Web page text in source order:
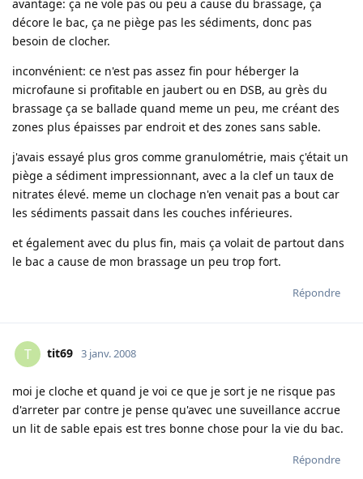
avantage: ça ne vole pas ou peu a cause du brassage, ça
décore le bac, ça ne piège pas les sédiments, donc pas
besoin de clocher.
inconvénient: ce n'est pas assez fin pour héberger la
microfaune si profitable en jaubert ou en DSB, au grès du
brassage ça se ballade quand meme un peu, me créant des
zones plus épaisses par endroit et des zones sans sable.
j'avais essayé plus gros comme granulométrie, mais ç'était un
piège a sédiment impressionnant, avec a la clef un taux de
nitrates élevé. meme un clochage n'en venait pas a bout car
les sédiments passait dans les couches inférieures.
et également avec du plus fin, mais ça volait de partout dans
le bac a cause de mon brassage un peu trop fort.
Répondre
T tit69 3 janv. 2008
moi je cloche et quand je voi ce que je sort je ne risque pas
d'arreter par contre je pense qu'avec une suveillance accrue
un lit de sable epais est tres bonne chose pour la vie du bac.
Répondre